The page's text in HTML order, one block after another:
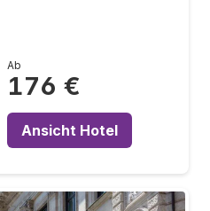
Ab
176 €
Ansicht Hotel